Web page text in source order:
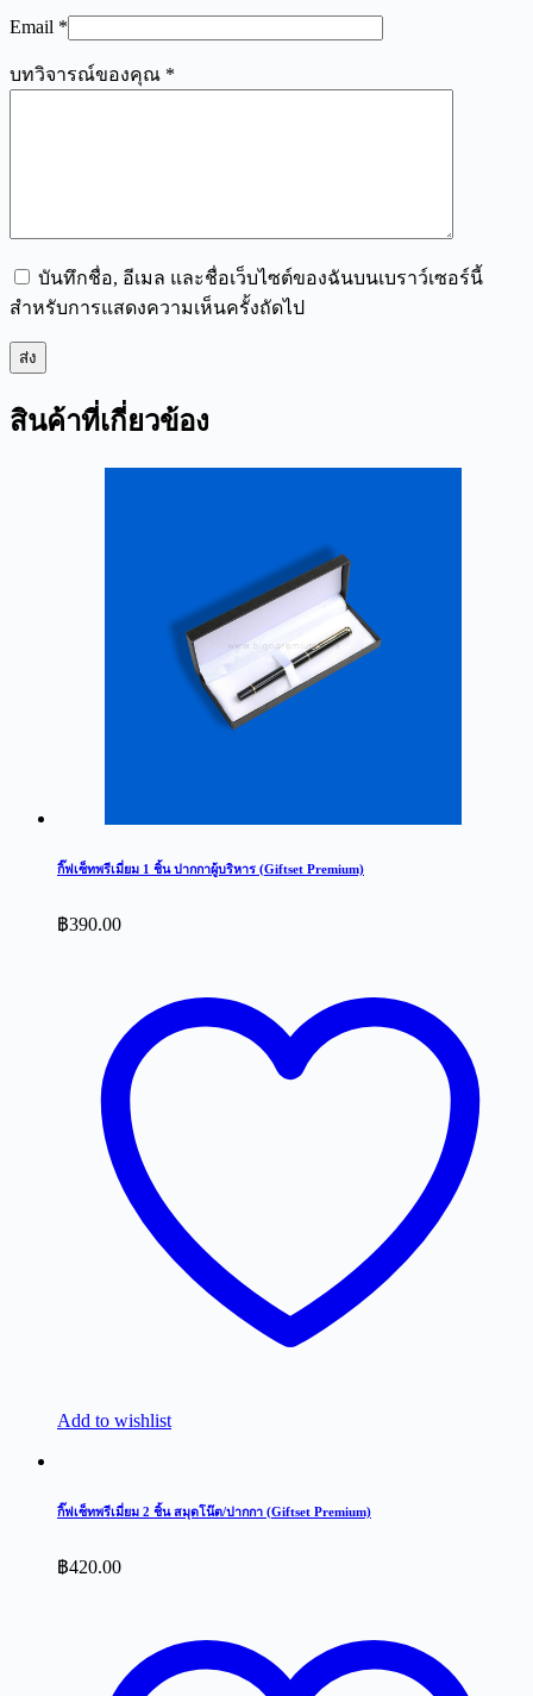
Email *
บทวิจารณ์ของคุณ *
บันทึกชื่อ, อีเมล และชื่อเว็บไซต์ของฉันบนเบราว์เซอร์นี้
สำหรับการแสดงความเห็นครั้งถัดไป
ส่ง
สินค้าที่เกี่ยวข้อง
กิ๊ฟเซ็ทพรีเมี่ยม 1 ชิ้น ปากกาผู้บริหาร (Giftset Premium)
฿390.00
Add to wishlist
กิ๊ฟเซ็ทพรีเมี่ยม 2 ชิ้น สมุดโน๊ต/ปากกา (Giftset Premium)
฿420.00